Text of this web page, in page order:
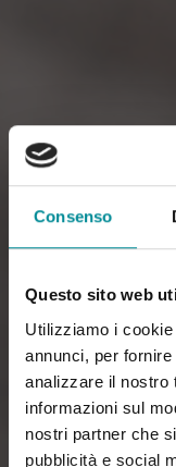
Consenso
Questo sito web
Utilizziamo i
annunci, per
analizzare il nostro
informazioni sul
nostri partner che
pubblicità e social